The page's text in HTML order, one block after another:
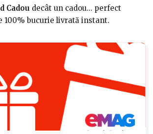
Cadou decât un cadou... perfect
100% bucurie livrată instant.